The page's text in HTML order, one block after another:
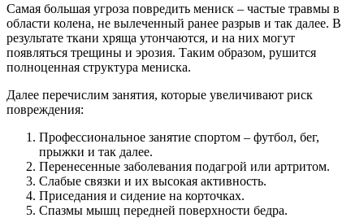
Самая большая угроза повредить мениск – частые травмы в
области колена, не вылеченный ранее разрыв и так далее. В
результате ткани хряща утончаются, и на них могут
появляться трещины и эрозия. Таким образом, рушится
полноценная структура мениска.
Далее перечислим занятия, которые увеличивают риск
повреждения:
Профессиональное занятие спортом – футбол, бег,
прыжки и так далее.
Перенесенные заболевания подагрой или артритом.
Слабые связки и их высокая активность.
Приседания и сидение на корточках.
Спазмы мышц передней поверхности бедра.